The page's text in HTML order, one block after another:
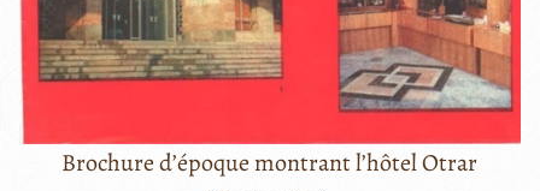
Brochure d’époque montrant l’hôtel Otrar